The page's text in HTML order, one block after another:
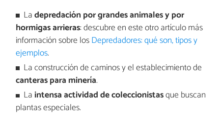
Ladepredación por grandes animales y por
hormigas arrieras: descubre en este otro artículo más
información sobre losDepredadores: qué son, tipos y
ejemplos.
La construcción de caminos y el establecimiento de
canteras para minería.
La intensa actividad de coleccionistasque buscan
plantas especiales.